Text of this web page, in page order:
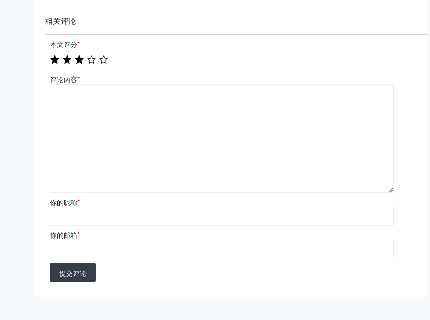
相关评论
本文评分*
评论内容*
你的昵称*
你的邮箱*
提交评论